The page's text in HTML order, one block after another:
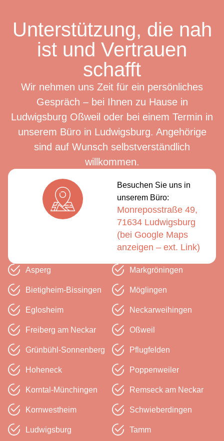
Unterstützung, die nah
ist und Vertrauen
schafft
Wir nehmen uns Zeit für ein persönliches
Gespräch – bei Ihnen zu Hause in
Ludwigsburg Oßweil oder bei einem Termin in
unserem Büro in Ludwigsburg. Angehörige
sind auf Wunsch selbstverständlich
willkommen.
Besuchen Sie uns in
unserem Büro:
Monreposstraße 49,
71634 Ludwigsburg
(bei Google Maps
anzeigen – ext. Link)
Asperg
Bietigheim-Bissingen
Eglosheim
Freiberg am Neckar
Grünbühl-Sonnenberg
Hoheneck
Korntal-Münchingen
Kornwestheim
Ludwigsburg
Markgröningen
Möglingen
Neckar­weihingen
Oßweil
Pflugfelden
Poppenweiler
Remseck am Neckar
Schwieber­dingen
Tamm